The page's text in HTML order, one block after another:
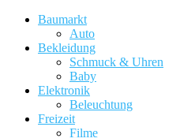
Baumarkt
Auto
Bekleidung
Schmuck & Uhren
Baby
Elektronik
Beleuchtung
Freizeit
Filme